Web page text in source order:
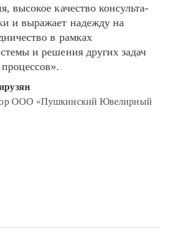
высокое качество кон­суль­та­
и выражает надежду на
в рамках
и решения других задач
ООО «Пушкинский Ювелирный